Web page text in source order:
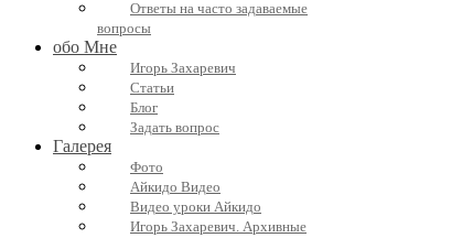
Ответы на часто задаваемые
вопросы
обо Мне
Игорь Захаревич
Статьи
Блог
Задать вопрос
Галерея
Фото
Айкидо Видео
Видео уроки Айкидо
Игорь Захаревич. Архивные